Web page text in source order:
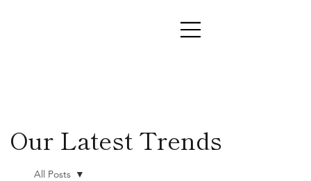
Our Latest Trends
All Posts